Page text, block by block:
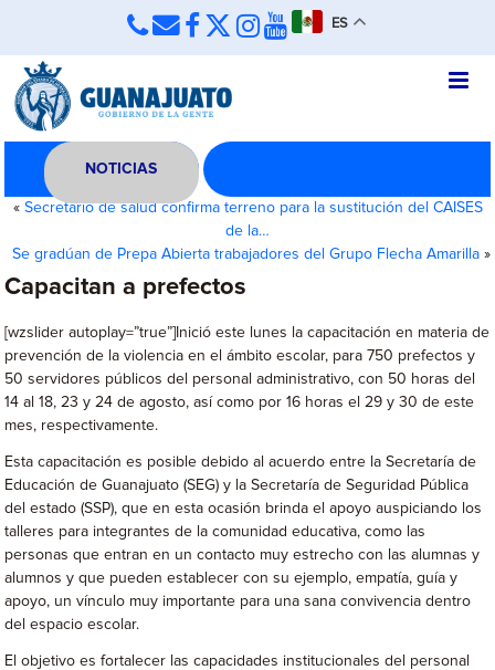
ES
NOTICIAS
« Secretario de salud confirma terreno para la sustitución del CAISES
de la…
Se gradúan de Prepa Abierta trabajadores del Grupo Flecha Amarilla»
Capacitan a prefectos
[wzslider autoplay=”true”]Inició este lunes la capacitación en materia de
prevención de la violencia en el ámbito escolar, para 750 prefectos y
50 servidores públicos del personal administrativo, con 50 horas del
14 al 18, 23 y 24 de agosto, así como por 16 horas el 29 y 30 de este
mes, respectivamente.
Esta capacitación es posible debido al acuerdo entre la Secretaría de
Educación de Guanajuato (SEG) y la Secretaría de Seguridad Pública
del estado (SSP), que en esta ocasión brinda el apoyo auspiciando los
talleres para integrantes de la comunidad educativa, como las
personas que entran en un contacto muy estrecho con las alumnas y
alumnos y que pueden establecer con su ejemplo, empatía, guía y
apoyo, un vínculo muy importante para una sana convivencia dentro
del espacio escolar.
El objetivo es fortalecer las capacidades institucionales del personal